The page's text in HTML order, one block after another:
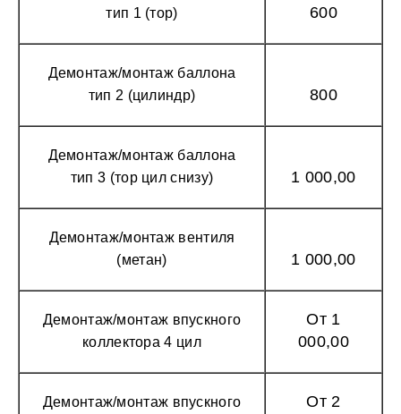
тип 1 (тор)
600
Демонтаж/монтаж баллона
тип 2 (цилиндр)
800
Демонтаж/монтаж баллона
тип 3 (тор цил снизу)
1 000,00
Демонтаж/монтаж вентиля
(метан)
1 000,00
Демонтаж/монтаж впускного
коллектора 4 цил
От 1
000,00
Демонтаж/монтаж впускного
От 2